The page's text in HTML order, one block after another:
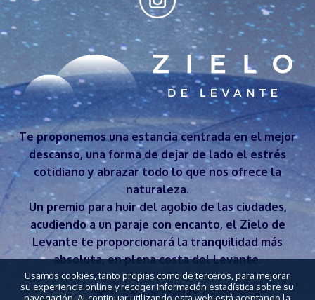
Te proponemos una estancia centrada en el mejor
descanso, una forma de dejar de lado el estrés
cotidiano y abrazar todo lo que nos ofrece la
naturaleza.
Un premio para huir del agobio de las ciudades,
acudiendo a un paraje con encanto, el Zielo de
Levante te proporcionará la tranquilidad más
absoluta, en plena costa del Levante.
Hotel Zielo de Levante, colabora con
Usamos cookies, tanto propias como de terceros, para mejorar
su experiencia online y recoger información estadística sobre su